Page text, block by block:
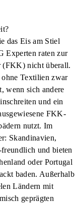
das Eis am Stiel
Experten raten zur
(FKK) nicht überall.
Textilien zwar
wenn sich andere
und ein
FKK-
nutzt. Im
Skandinavien,
und bieten
oder Portugal
baden. Außerhalb
Ländern mit
geprägten